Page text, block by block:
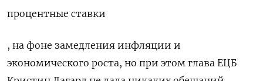
процентные ставки
, на фоне замедления инфляции и
экономического роста, но при этом глава ЕЦБ